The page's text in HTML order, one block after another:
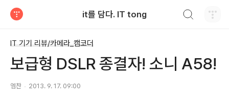
it를 담다. IT tong
IT 기기 리뷰/카메라_캠코더
보급형 DSLR 종결자! 소니 A58!
엠찬 2013. 9. 17. 09:00